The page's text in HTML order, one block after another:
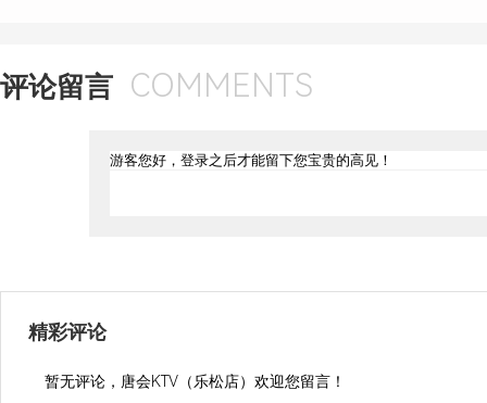
评论留言 COMMENTS
精彩评论
暂无评论，唐会KTV（乐松店）欢迎您留言！